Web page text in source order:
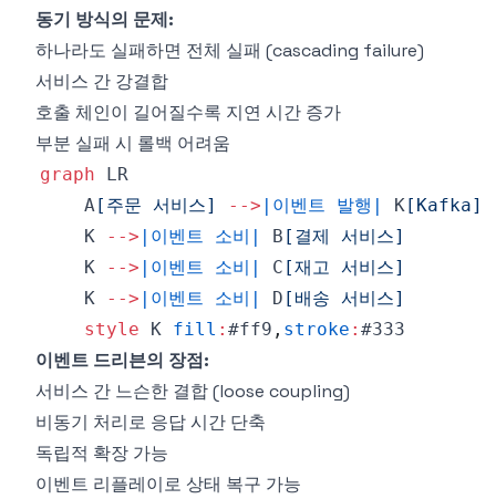
동기 방식의 문제:
하나라도 실패하면 전체 실패 (cascading failure)
서비스 간 강결합
호출 체인이 길어질수록 지연 시간 증가
부분 실패 시 롤백 어려움
graph
    A
[주문 서비스] --> |이벤트 발행| K[Kafka]
    K
--> |이벤트 소비| B [결제 서비스]
    K
--> |이벤트 소비| C [재고 서비스]
    K
--> |이벤트 소비| D [배송 서비스]
style K fill : #ff9 , stroke : #333
이벤트 드리븐의 장점:
서비스 간 느슨한 결합 (loose coupling)
비동기 처리로 응답 시간 단축
독립적 확장 가능
이벤트 리플레이로 상태 복구 가능